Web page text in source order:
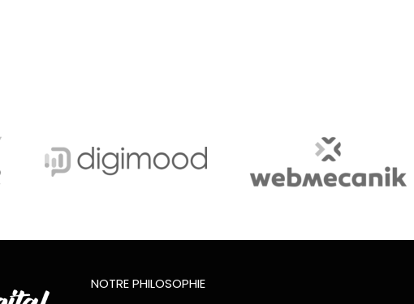
NOTRE PHILOSOPHIE